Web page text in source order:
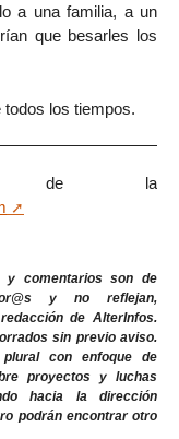
a una familia, a un
que besarles los
los tiempos.
de la
y comentarios son de
y no reflejan,
de AlterInfos.
sin previo aviso.
con enfoque de
proyectos y luchas
hacia la dirección
podrán encontrar otro